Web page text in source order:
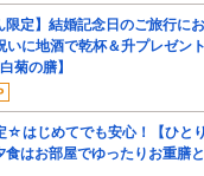
限定】結婚記念日のご旅行に
に地酒で乾杯＆升プレゼン
菊の膳】
☆はじめてでも安心！【ひと
食はお部屋でゆったりお重膳